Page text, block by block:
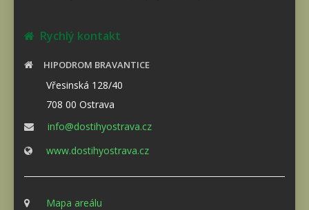
Rychlý kontakt
HIPODROM BRAVANTICE
Vřesinská 128/40
708 00 Ostrava
info@dostihyostrava.cz
www.dostihyostrava.cz
Mapa areálu